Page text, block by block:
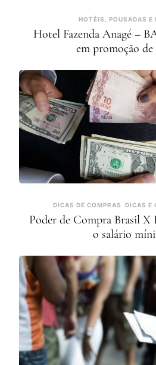
HOTÉIS, POUSADAS E
Hotel Fazenda Anagé –
em promoção de
DICAS DE COMPRAS DICAS E
Poder de Compra Brasil X
o salário